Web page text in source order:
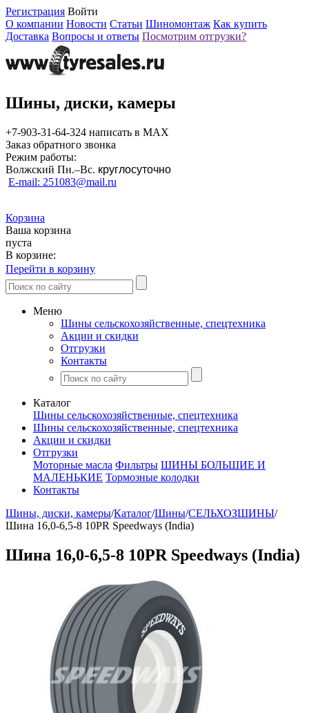
Регистрация Войти
О компании Новости Статьи Шиномонтаж Как купить
Доставка Вопросы и ответы Посмотрим отгрузки?
Шины, диски, камеры
+7-903-31-64-324 написать в MAX
Заказ обратного звонка
Режим работы:
Волжский Пн.–Вс. круглосуточно
E-mail: 251083@mail.ru
Корзина
Ваша корзина
пуста
В корзине:
Перейти в корзину
Меню
Шины сельскохозяйственные, спецтехника
Акции и скидки
Отгрузки
Контакты
Каталог
Шины сельскохозяйственные, спецтехника
Шины сельскохозяйственные, спецтехника
Акции и скидки
Отгрузки
Моторные масла Фильтры ШИНЫ БОЛЬШИЕ И
МАЛЕНЬКИЕ Тормозные колодки
Контакты
Шины, диски, камеры/Каталог/Шины/СЕЛЬХОЗШИНЫ/
Шина 16,0-6,5-8 10PR Speedways (India)
Шина 16,0-6,5-8 10PR Speedways (India)